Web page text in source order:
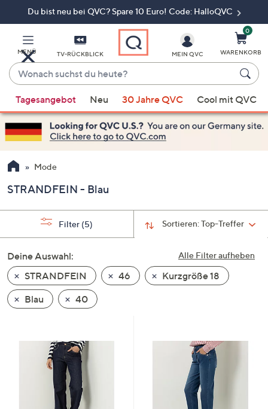
Du bist neu bei QVC? Spare 10 Euro! Code: HalloQVC
MENÜ TV-RÜCKBLICK
Wonach
suchst
du
heute?
Vorschläge
verfügbar
sind,
verwenden
Sie
Pfeiltasten
nach
und
nach
unten
oder
wischen
Sie
MEIN QVC
0
WARENKORB
Tagesangebot Neu 30 Jahre QVC Cool mit QVC
Mode
STRANDFEIN - Blau
Sortieren:Top-Treffer
Filter (5)
Alle Filter aufheben
Deine Auswahl:
STRANDFEIN
46
Kurzgröße 18
Blau
40